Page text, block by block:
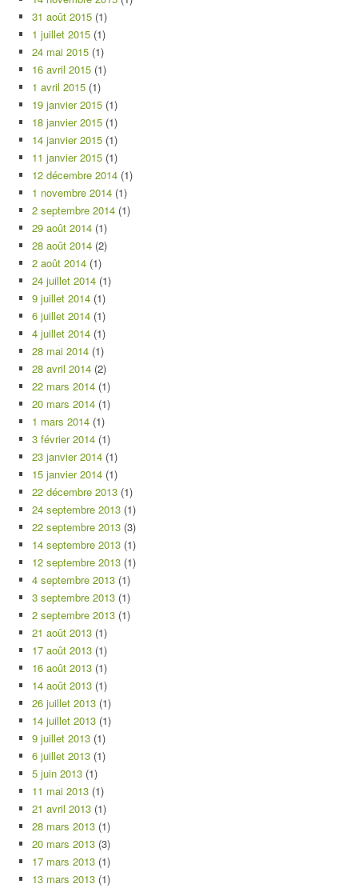
31 août 2015 (1)
1 juillet 2015 (1)
24 mai 2015 (1)
16 avril 2015 (1)
1 avril 2015 (1)
19 janvier 2015 (1)
18 janvier 2015 (1)
14 janvier 2015 (1)
11 janvier 2015 (1)
12 décembre 2014 (1)
1 novembre 2014 (1)
2 septembre 2014 (1)
29 août 2014 (1)
28 août 2014 (2)
2 août 2014 (1)
24 juillet 2014 (1)
9 juillet 2014 (1)
6 juillet 2014 (1)
4 juillet 2014 (1)
28 mai 2014 (1)
28 avril 2014 (2)
22 mars 2014 (1)
20 mars 2014 (1)
1 mars 2014 (1)
3 février 2014 (1)
23 janvier 2014 (1)
15 janvier 2014 (1)
22 décembre 2013 (1)
24 septembre 2013 (1)
22 septembre 2013 (3)
14 septembre 2013 (1)
12 septembre 2013 (1)
4 septembre 2013 (1)
3 septembre 2013 (1)
2 septembre 2013 (1)
21 août 2013 (1)
17 août 2013 (1)
16 août 2013 (1)
14 août 2013 (1)
26 juillet 2013 (1)
14 juillet 2013 (1)
9 juillet 2013 (1)
6 juillet 2013 (1)
5 juin 2013 (1)
11 mai 2013 (1)
21 avril 2013 (1)
28 mars 2013 (1)
20 mars 2013 (3)
17 mars 2013 (1)
13 mars 2013 (1)